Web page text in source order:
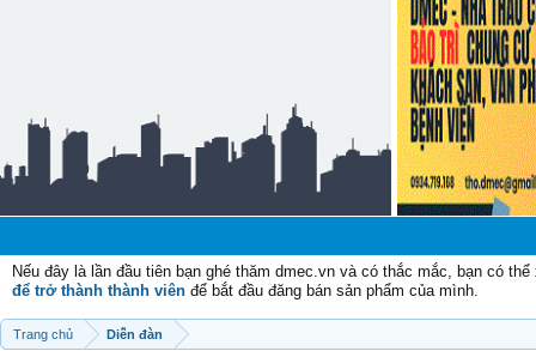
Nếu đây là lần đầu tiên bạn ghé thăm dmec.vn và có thắc mắc, bạn có
để trở thành thành viên để bắt đầu đăng bán sản phẩm của mình.
Trang chủ Diễn đàn